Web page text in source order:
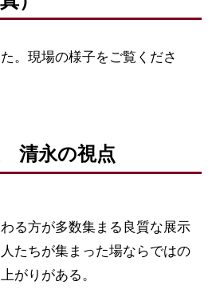
。現場の様子をご覧くださ
清永の視点
る方が多数集まる良質な展示
たちが集まった場ならではの
がりがある。